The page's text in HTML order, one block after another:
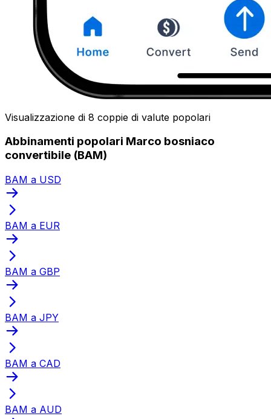
Visualizzazione di 8 coppie di valute popolari
Abbinamenti popolari Marco bosniaco
convertibile (BAM)
BAM a USD
BAM a EUR
BAM a GBP
BAM a JPY
BAM a CAD
BAM a AUD